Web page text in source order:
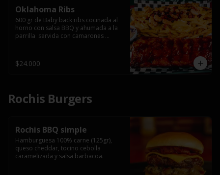
Oklahoma Ribs
600 gr de Baby back ribs cocinada al
horno con salsa BBQ y ahumada a la
parrilla  servida con camarones
$24.000
Rochis Burgers
Rochis BBQ simple
Hamburguesa 100% carne (125gr),
queso cheddar, tocino cebolla
caramelizada y salsa barbacoa.